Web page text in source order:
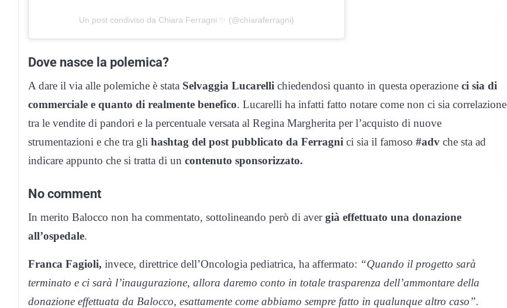
Un post condiviso da Chiara Ferragni ✨ (@chiaraferragni)
Dove nasce la polemica?
A dare il via alle polemiche è stata Selvaggia Lucarelli chiedendosi quanto in questa operazione ci sia di
commerciale e quanto di realmente benefico. Lucarelli ha infatti fatto notare come non ci sia correlazione
tra le vendite di pandori e la percentuale versata al Regina Margherita per l’acquisto di nuove
strumentazioni e che tra gli hashtag del post pubblicato da Ferragni ci sia il famoso #adv che sta ad
indicare appunto che si tratta di un contenuto sponsorizzato.
No comment
In merito Balocco non ha commentato, sottolineando però di avergià effettuato una donazione
all’ospedale.
Franca Fagioli, invece, direttrice dell’Oncologia pediatrica, ha affermato: “Quando il progetto sarà
terminato e ci sarà l’inaugurazione, allora daremo conto in totale trasparenza dell’ammontare della
donazione effettuata da Balocco, esattamente come abbiamo sempre fatto in qualunque altro caso”.